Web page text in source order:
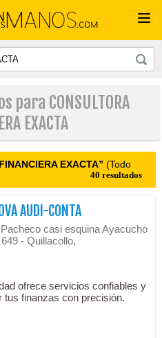
para CONSULTORA
EXACTA
EXACTA” (Todo
40 resultados
AUDI-CONTA
casi esquina Ayacucho
- Quillacollo,
ofrece servicios confiables y
tus finanzas con precisión.